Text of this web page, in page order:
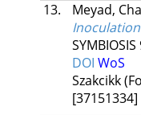
13.
Meyad,
SYMBIOSIS
DOI WoS
Szakcikk
[37151334]